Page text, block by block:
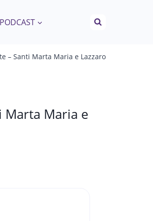
– Santi Marta Maria e Lazzaro
Maria e